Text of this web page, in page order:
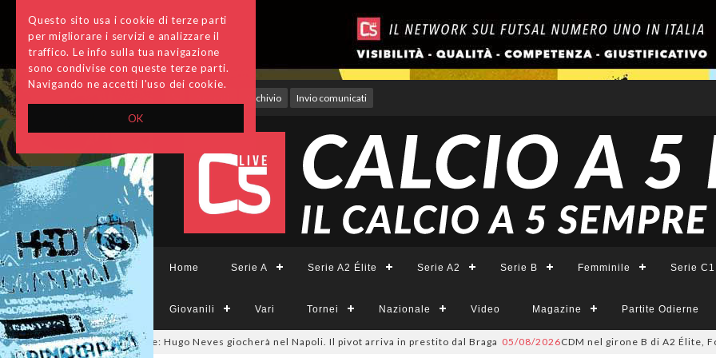
OK
Questo sito usa i cookie di terze parti
per migliorare i servizi e analizzare il
traffico. Le info sulla tua navigazione
sono condivise con queste terze parti.
Navigando ne accetti l'uso dei cookie.
Archivio Invio comunicati
Home Serie A Serie A2 Élite Serie A2 Serie B Femminile Serie C1
Giovanili Vari Tornei Nazionale Video Magazine Partite Odierne
ora è ufficiale: Hugo Neves giocherà nel Napoli. Il pivot arriva in prestito dal Braga 05/08/2026CDM nel girone B di A2 Élite,